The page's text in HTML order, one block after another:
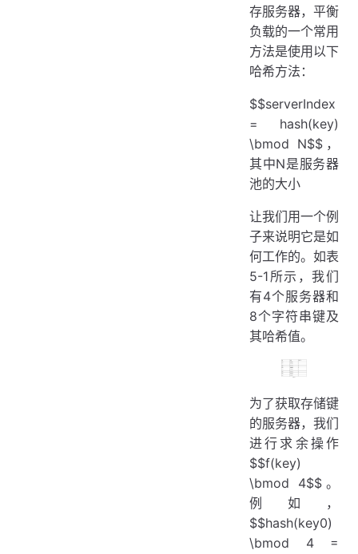
存服务器，平衡
负载的一个常用
方法是使用以下
哈希方法：
$$serverIndex
= hash(key)
\bmod N$$，
其中N是服务器
池的大小
让我们用一个例
子来说明它是如
何工作的。如表
5-1所示，我们
有4个服务器和
8个字符串键及
其哈希值。
为了获取存储键
的服务器，我们
进行求余操作
$$f(key)
\bmod 4$$。
例如，
$$hash(key0)
\bmod 4 =